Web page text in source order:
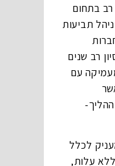
רב בתחום
תביעות
רב שנים
עם
לכלל
ללא עלות,